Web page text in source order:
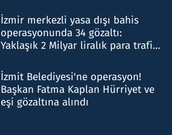
İzmir merkezli yasa dışı bahis
operasyonunda 34 gözaltı:
Yaklaşık 2 Milyar liralık para trafiği
İzmit Belediyesi'ne operasyon!
Başkan Fatma Kaplan Hürriyet ve
eşi gözaltına alındı